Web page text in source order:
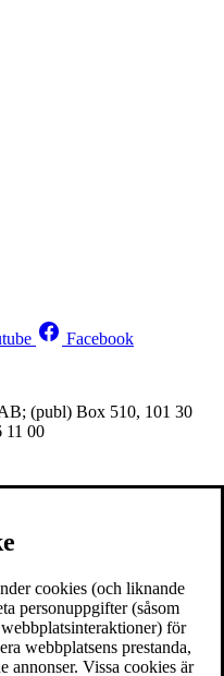
Facebook
(publ) Box 510, 101 30
11 00
cookies (och liknande
personuppgifter (såsom
för
webbplatsens prestanda,
annonser. Vissa cookies är